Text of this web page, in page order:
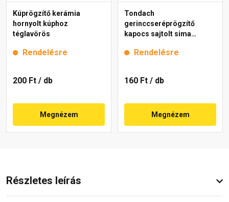
Kúprögzítő kerámia
hornyolt kúphoz
téglavörös
Rendelésre
200 Ft / db
Megnézem
Tondach
gerinccseréprögzítő
kapocs sajtolt sima
Rendelésre
160 Ft / db
Megnézem
Részletes leírás